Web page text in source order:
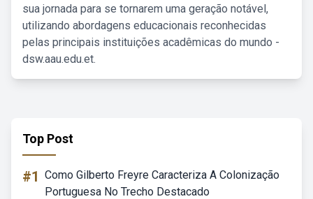
sua jornada para se tornarem uma geração notável,
utilizando abordagens educacionais reconhecidas
pelas principais instituições acadêmicas do mundo -
dsw.aau.edu.et.
Top Post
#1 Como Gilberto Freyre Caracteriza A Colonização
Portuguesa No Trecho Destacado